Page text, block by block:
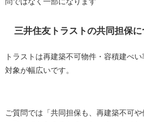
三井住友トラストの共同担保に
トラストは再建築不可物件・容積建ぺ
対象が幅広いです。
ご質問では「共同担保も、再建築不可